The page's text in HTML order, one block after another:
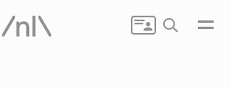
Zoeken